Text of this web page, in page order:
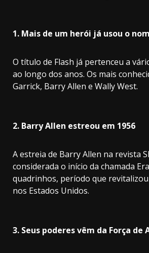
1. Mais de um herói já usou o
O título de Flash já pertenceu a
ao longo dos anos. Os mais
Garrick, Barry Allen e Wally West.
2. Barry Allen estreou em 1956
A estreia de Barry Allen na revista
considerada o início da chamada
quadrinhos, período que
nos Estados Unidos.
3. Seus poderes vêm da Força de